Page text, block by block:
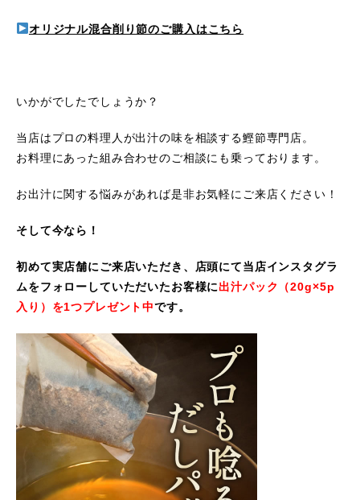
オリジナル混合削り節のご購入はこちら
いかがでしたでしょうか？
当店はプロの料理人が出汁の味を相談する鰹節専門店。
お料理にあった組み合わせのご相談にも乗っております。
お出汁に関する悩みがあれば是非お気軽にご来店ください！
そして今なら！
初めて実店舗にご来店いただき、店頭にて当店インスタグラ
ムをフォローしていただいたお客様に出汁パック（20g×5p
入り）を1つプレゼント中です。